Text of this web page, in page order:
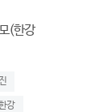
(한강
강